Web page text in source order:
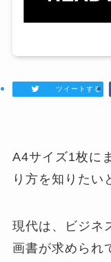
ツイートする
A4サイズ1枚に
り方を知りたい
現代は、ビジネ
画書が求められ